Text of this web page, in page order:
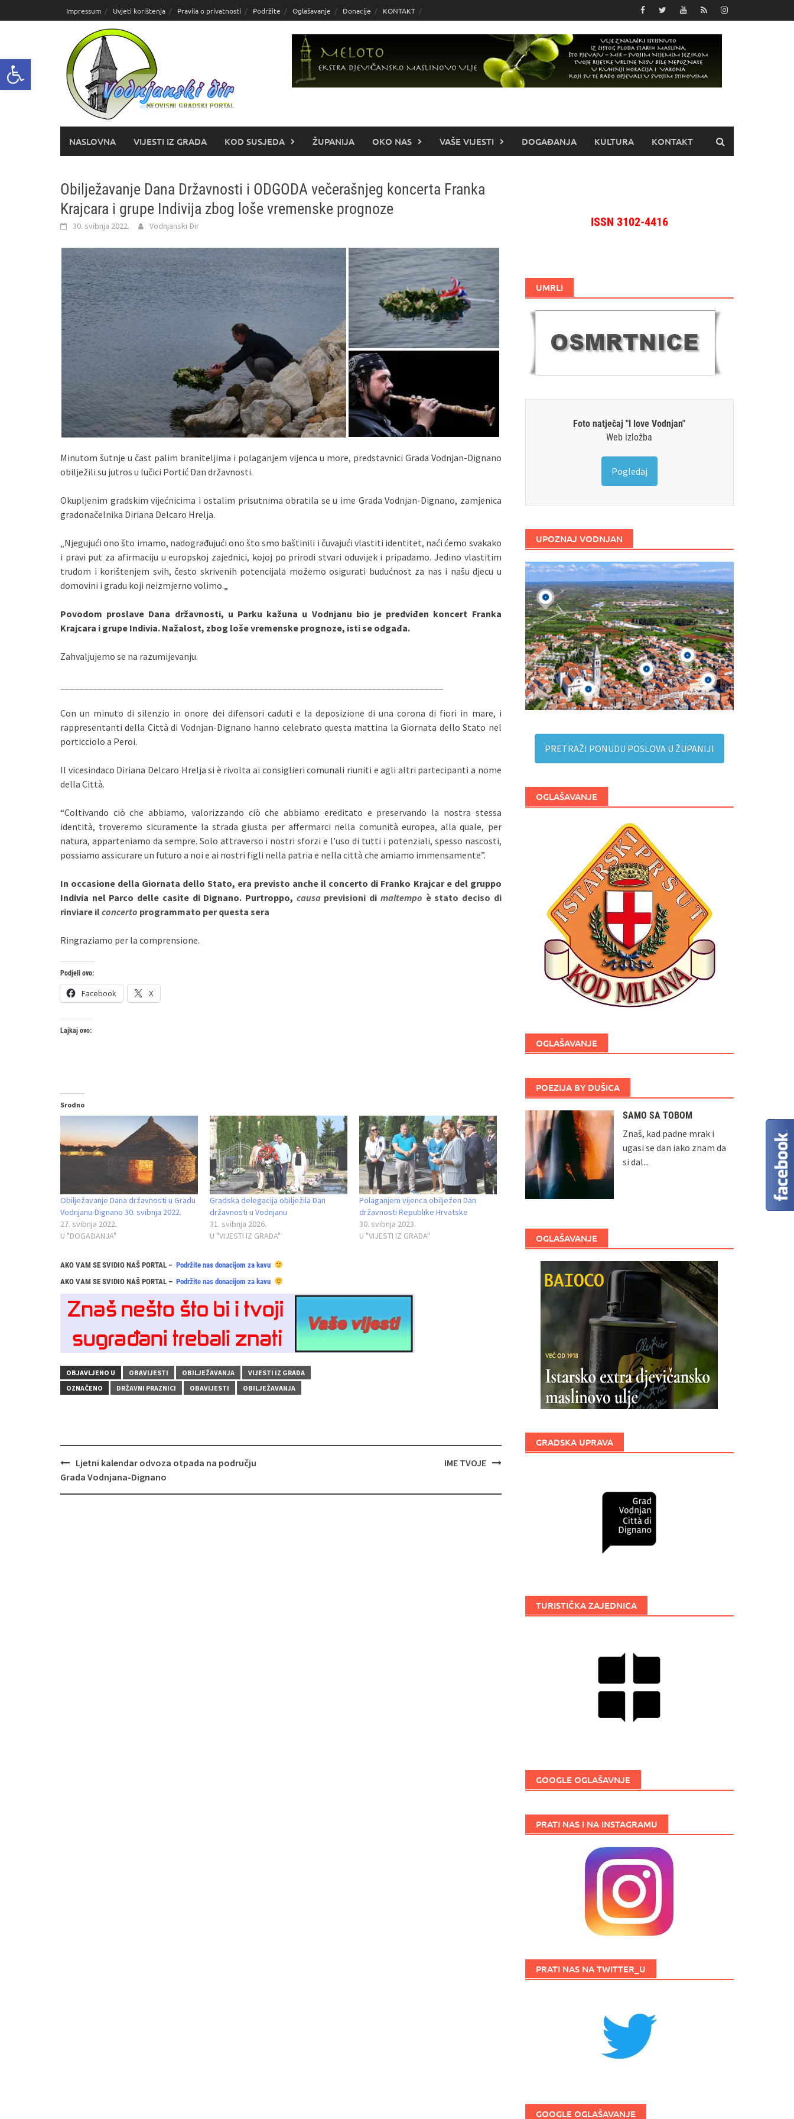
Open toolbar
do
Impressum Uvjeti korištenja Pravila o privatnosti Podržite Oglašavanje Donacije KONTAKT
NASLOVNA VIJESTI IZ GRADA KOD SUSJEDA ŽUPANIJA OKO NAS VAŠE VIJESTI DOGAĐANJA KULTURA KONTAKT
Obilježavanje Dana Državnosti i ODGODA večerašnjeg koncerta Franka
Krajcara i grupe Indivija zbog loše vremenske prognoze
30. svibnja 2022. Vodnjanski Đir
Minutom šutnje u čast palim braniteljima i polaganjem vijenca u more, predstavnici Grada Vodnjan-Dignano
obilježili su jutros u lučici Portić Dan državnosti.
Okupljenim gradskim vijećnicima i ostalim prisutnima obratila se u ime Grada Vodnjan-Dignano, zamjenica
gradonačelnika Diriana Delcaro Hrelja.
„Njegujući ono što imamo, nadograđujući ono što smo baštinili i čuvajući vlastiti identitet, naći ćemo svakako
i pravi put za afirmaciju u europskoj zajednici, kojoj po prirodi stvari oduvijek i pripadamo. Jedino vlastitim
trudom i korištenjem svih, često skrivenih potencijala možemo osigurati budućnost za nas i našu djecu u
domovini i gradu koji neizmjerno volimo.„
Povodom proslave Dana državnosti, u Parku kažuna u Vodnjanu bio je predviđen koncert Franka
Krajcara i grupe Indivia. Nažalost, zbog loše vremenske prognoze, isti se odgađa.
Zahvaljujemo se na razumijevanju.
Con un minuto di silenzio in onore dei difensori caduti e la deposizione di una corona di fiori in mare, i
rappresentanti della Città di Vodnjan-Dignano hanno celebrato questa mattina la Giornata dello Stato nel
porticciolo a Peroi.
Il vicesindaco Diriana Delcaro Hrelja si è rivolta ai consiglieri comunali riuniti e agli altri partecipanti a nome
della Città.
“Coltivando ciò che abbiamo, valorizzando ciò che abbiamo ereditato e preservando la nostra stessa
identità, troveremo sicuramente la strada giusta per affermarci nella comunità europea, alla quale, per
natura, apparteniamo da sempre. Solo attraverso i nostri sforzi e l’uso di tutti i potenziali, spesso nascosti,
possiamo assicurare un futuro a noi e ai nostri figli nella patria e nella città che amiamo immensamente”.
In occasione della Giornata dello Stato, era previsto anche il concerto di Franko Krajcar e del gruppo
Indivia nel Parco delle casite di Dignano. Purtroppo, causaprevisioni di maltempo è stato deciso di
rinviare ilconcerto programmato per questa sera
Ringraziamo per la comprensione.
Podjeli ovo:
Facebook X
Lajkaj ovo:
Srodno
Obilježavanje Dana državnosti u Gradu
Vodnjanu-Dignano 30. svibnja 2022.
27. svibnja 2022.
U "DOGAĐANJA"
Gradska delegacija obilježila Dan
državnosti u Vodnjanu
31. svibnja 2026.
U "VIJESTI IZ GRADA"
Polaganjem vijenca obilježen Dan
državnosti Republike Hrvatske
30. svibnja 2023.
U "VIJESTI IZ GRADA"
AKO VAM SE SVIDIO NAŠ PORTAL – Podržite nas donacijom za kavu
AKO VAM SE SVIDIO NAŠ PORTAL – Podržite nas donacijom za kavu
OBJAVLJENO U OBAVIJESTI OBILJEŽAVANJA
VIJESTI IZ GRADA
OZNAČENO
DRŽAVNI PRAZNICI OBAVIJESTI OBILJEŽAVANJA
Navigacija
objava
Ljetni kalendar odvoza otpada na području
Grada Vodnjana-Dignano
IME TVOJE
ISSN 3102-4416
UMRLI
Foto natječaj "I love Vodnjan"
Web izložba
Pogledaj
UPOZNAJ VODNJAN
PRETRAŽI PONUDU POSLOVA U ŽUPANIJI
OGLAŠAVANJE
OGLAŠAVANJE
POEZIJA BY DUŠICA
SAMO SA TOBOM
Znaš, kad padne mrak i
ugasi se dan iako znam da
si dal...
OGLAŠAVANJE
GRADSKA UPRAVA
TURISTIČKA ZAJEDNICA
GOOGLE OGLAŠAVNJE
PRATI NAS I NA INSTAGRAMU
PRATI NAS NA TWITTER_U
GOOGLE OGLAŠAVANJE